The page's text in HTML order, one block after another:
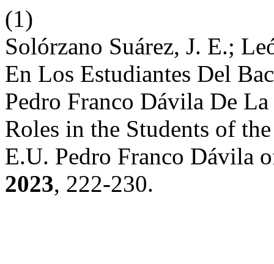
(1)
Solórzano Suárez, J. E.;
En Los Estudiantes Del
Pedro Franco Dávila De
Roles in the Students of
E.U. Pedro Franco Dávila
2023, 222-230.